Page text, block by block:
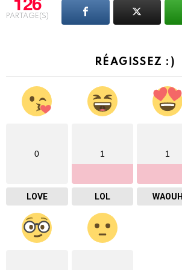
PARTAGE(S)
RÉAGISSEZ :)
0
LOVE
1
LOL
1
WAOUH